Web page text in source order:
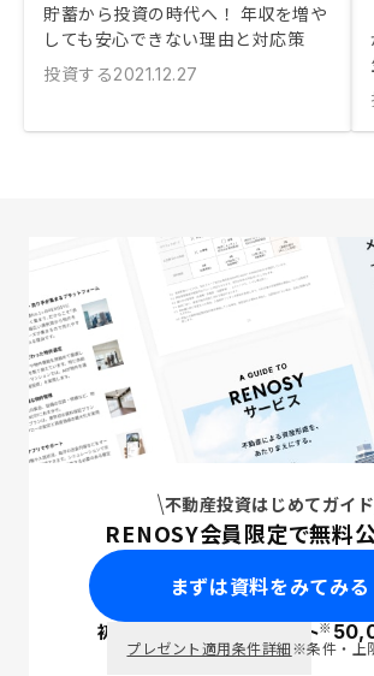
貯蓄から投資の時代へ！ 年収を増や
しても安心できない理由と対応策
投資する2021.12.27
不動産投資はじめてガイド
RENOSY会員限定で無料公
まずは資料をみてみる
初回面談で ポイント※
プレゼント適用条件詳細※条件・上